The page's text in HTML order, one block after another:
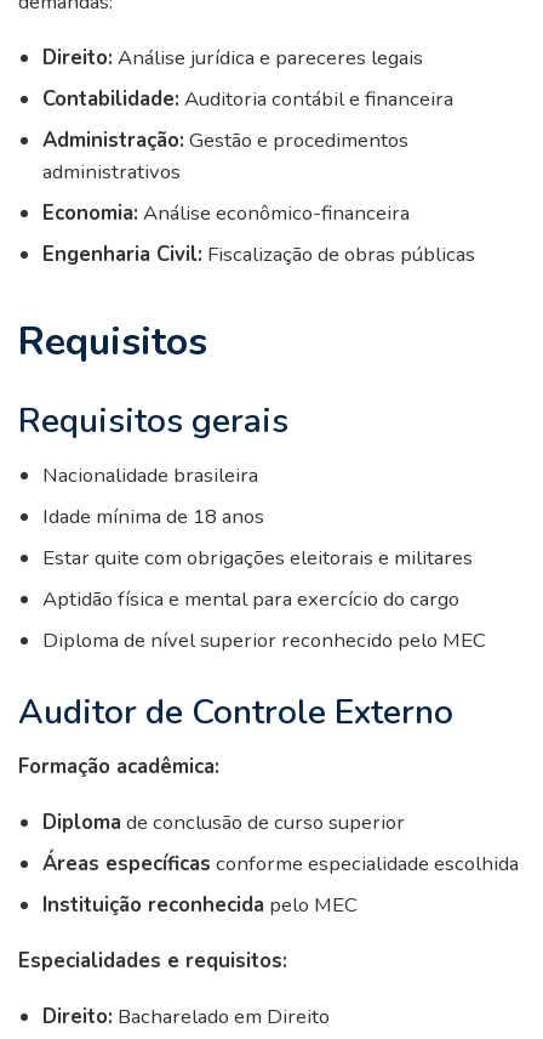
Direito: Análise jurídica e pareceres legais
Contabilidade: Auditoria contábil e financeira
Administração: Gestão e procedimentos
administrativos
Economia: Análise econômico-financeira
Engenharia Civil: Fiscalização de obras públicas
Requisitos
Requisitos gerais
Nacionalidade brasileira
Idade mínima de 18 anos
Estar quite com obrigações eleitorais e militares
Aptidão física e mental para exercício do cargo
Diploma de nível superior reconhecido pelo MEC
Auditor de Controle Externo
Formação acadêmica:
Diploma de conclusão de curso superior
Áreas específicas conforme especialidade escolhida
Instituição reconhecida pelo MEC
Especialidades e requisitos:
Direito: Bacharelado em Direito